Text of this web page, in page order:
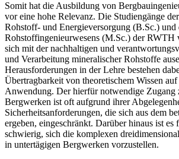
Somit hat die Ausbildung von
vor eine hohe Relevanz. Die Studiengänge
Rohstoff- und Energieversorgung (B.Sc.) und
Rohstoffingenieurwesens (M.Sc.) der RWTH
sich mit der nachhaltigen und
und Verarbeitung mineralischer Rohstoffe
Herausforderungen in der Lehre bestehen
Übertragbarkeit von theoretischem Wissen
Anwendung. Der hierfür notwendige Zugang
Bergwerken ist oft aufgrund ihrer
Sicherheitsanforderungen, die sich aus dem
ergeben, eingeschränkt. Darüber hinaus ist es
schwierig, sich die komplexen
in untertägigen Bergwerken vorzustellen.